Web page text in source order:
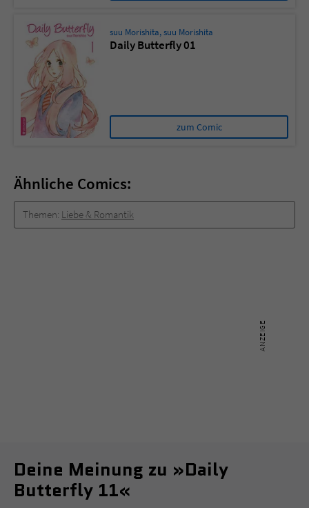
suu Morishita,suu Morishita
Daily Butterfly 01
zum Comic
Ähnliche Comics:
Themen: Liebe & Romantik
Deine Meinung zu »Daily
Butterfly 11«